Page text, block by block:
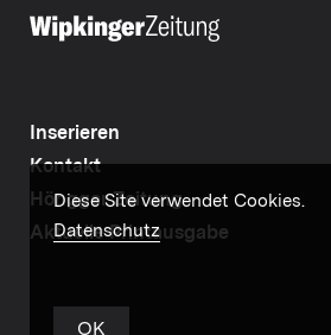
Inserieren
Kontakt
Höngger Zeitung
Aktuelle Printausgabe
Diese Site verwendet Cookies.
Datenschutz
OK